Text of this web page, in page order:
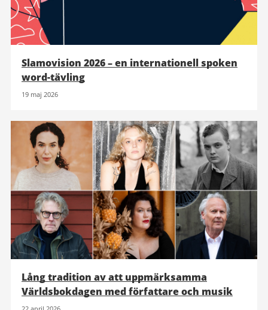
Slamovision 2026 – en internationell spoken
word-tävling
19 maj 2026
Lång tradition av att uppmärksamma
Världsbokdagen med författare och musik